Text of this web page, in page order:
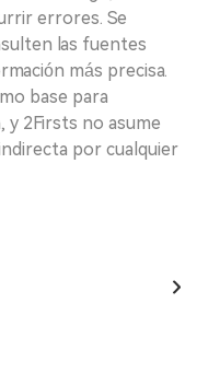
errores. Se
las fuentes
más precisa.
base para
y 2Firsts no asume
por cualquier